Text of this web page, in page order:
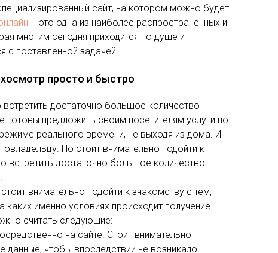
сайт, на котором можно будет
– это одна из наиболее распространенных и
многим сегодня приходится по душе и
с поставленной задачей.
просто и быстро
достаточно большое количество
предложить своим посетителям услуги по
реального времени, не выходя из дома. И
Но стоит внимательно подойти к
встретить достаточно большое количество
внимательно подойти к знакомству с тем,
именно условиях происходит получение
считать следующие:
на сайте. Стоит внимательно
данные, чтобы впоследствии не возникало